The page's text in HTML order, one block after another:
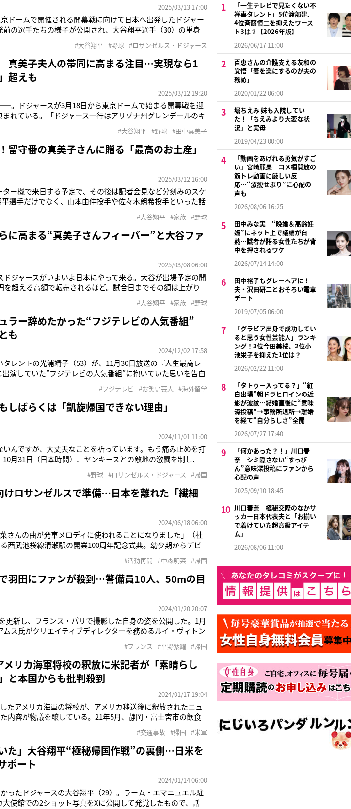
2025/03/13 17:00
ドームで開催される開幕戦に向けて日本へ出発したドジャー
の選手たちの様子が公開され、大谷翔平選手（30）の単身
だけ）」と語っていた。「当初は、真美子さんとデコピンの
#大谷翔平 #野球 #ロサンゼルス・ドジャース
真美子夫人の帯同に高まる注目…実現なら1
超えも
2025/03/12 19:20
。ドジャースが3月18日から東京ドームで始まる開幕戦を迎
れている。「ドジャース一行はアリゾナ州グレンデールのキ
観戦チケットは一般販売開始されるやいなや即完売。14日に
#大谷翔平 #野球 #田中真美子
守番の真美子さんに贈る「最高のお土産」
2025/03/12 16:00
ター機で来日する予定で、その後は記者会見など分刻みのスケ
選手だけでなく、山本由伸投手や佐々木朗希投手といった話
国を果たす。18日、ドジャースは東京ドームでの開幕戦を迎え
#大谷翔平 #家族 #野球
高まる“真美子さんフィーバー”と大谷ファ
2025/03/08 06:00
ジャースがいよいよ日本にやって来る。大谷が出場予定の開
超える高額で転売されるほど。試合日までその額は上がり
ット争奪戦の“熱源”である大谷。今からちょうど1年前、彼の
#大谷翔平 #家族 #野球
ラー辞めたかった“フジテレビの人気番組”
も
2024/12/02 17:58
レントの光浦靖子（53）が、11月30日放送の『人生最高レ
演していた”フジテレビの人気番組”に抱いていた思いを告白
タジオで指摘された光浦はその理由について、現在4年目とな
#フジテレビ #お笑い芸人 #海外留学
ばらくは「凱旋帰国できない理由」
2024/11/01 11:00
いんですが、大丈夫なことを祈っています。もう痛み止めを打
月31日（日本時間）、ヤンキースとの敵地の激闘を制し、
した左肩の状態を聞かれた際、笑顔でこう語っていた。「大
#野球 #ロサンゼルス・ドジャース #帰国
ロサンゼルスで準備…日本を離れた「繊細
2024/06/18 06:00
さんの曲が発車メロディに使われることになりました」（社
西武池袋線清瀬駅の開業100周年記念式典。幼少期からデビ
、通勤通学に元気が出るようにと上りには『DESIRE-情
#活動再開 #中森明菜 #帰国
羽田にファンが殺到…警備員10人、50mの目
2024/01/20 20:07
更新し、フランス・パリで撮影した自身の姿を公開した。1月
ス氏がクリエイティブディレクターを務めるルイ・ヴィトン
散していたこともあり、1月18日の夜に帰国する際には、羽田
#フランス #平野紫耀 #帰国
リカ海軍将校の釈放に米記者が「素晴らし
と本国からも批判殺到
2024/01/17 19:04
たアメリカ海軍の将校が、アメリカ移送後に釈放されたニュ
内容が物議を醸している。21年5月、静岡・富士宮市の飲食
転致傷の罪で禁固3年が確定していたのだが――。「事故があ
#交通事故 #帰国 #米軍
た」大谷翔平“極秘帰国作戦”の裏側…日米を
ポート
2024/01/14 06:00
ったドジャースの大谷翔平（29）。ラーム・エマニュエル駐
使館での2ショット写真をXに公開して発覚したもので、話
「一生テレビで見たくない不
祥事タレント」5位渡部建、
4位斉藤慎二を抑えたワース
ト3は？【2026年版】
2026/06/17 11:00
百恵さんの介護支える友和の
覚悟「妻を楽にするのが夫の
務め」
2020/01/22 06:00
堀ちえみ 妹も入院してい
た！「ちえみより大変な状
況」と実母
2019/04/23 00:00
「動画をあげれる勇気がすご
い」宮崎麗果 コメ欄開放の
筋トレ動画に厳しい反
応…“激痩せぶり”に心配の
声も
2026/08/06 16:25
田中みな実 “晩婚＆高齢妊
娠”にネット上で議論が白
熱…識者が語る女性たちが背
中を押されるワケ
2026/07/14 14:00
田中裕子もグレーヘアに！
夫・沢田研二とおそろい電車
デート
2019/07/05 06:00
「グラビア出身で成功してい
ると思う女性芸能人」ランキ
ング！3位今田美桜、2位小
池栄子を抑えた1位は？
2026/02/22 11:00
「タトゥー入ってる？」“紅
白出場”朝ドラヒロインの近
影が波紋…結婚直後に“意味
深投稿”→事務所退所→離婚
を経て“自分らしさ”全開
2026/07/27 17:40
「何かあった？！」川口春
奈 シミ隠さない“すっぴ
ん”意味深投稿にファンから
心配の声
2025/09/10 18:45
川口春奈 極秘交際のなかサ
ッカー日本代表夫と「お揃い
で着けていた超高級アイテ
ム」
2026/08/06 11:00